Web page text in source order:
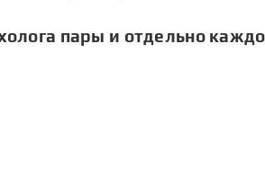
пары и отдельно